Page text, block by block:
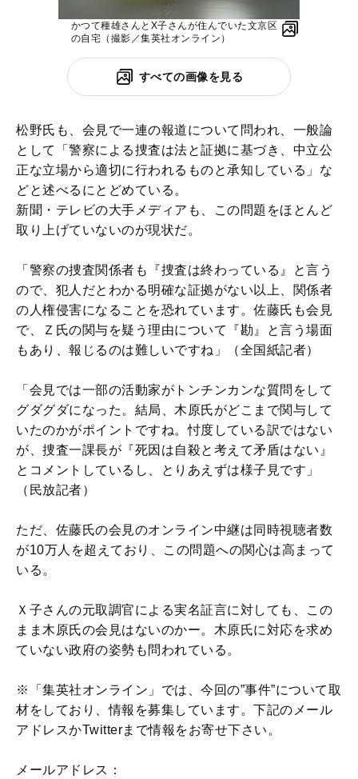
かつて種雄さんとX子さんが住んでいた文京区
の自宅（撮影／集英社オンライン）
すべての画像を見る
松野氏も、会見で一連の報道について問われ、一般論
として「警察による捜査は法と証拠に基づき、中立公
正な立場から適切に行われるものと承知している」な
どと述べるにとどめている。
新聞・テレビの大手メディアも、この問題をほとんど
取り上げていないのが現状だ。
「警察の捜査関係者も『捜査は終わっている』と言う
ので、犯人だとわかる明確な証拠がない以上、関係者
の人権侵害になることを恐れています。佐藤氏も会見
で、Ｚ氏の関与を疑う理由について『勘』と言う場面
もあり、報じるのは難しいですね」（全国紙記者）
「会見では一部の活動家がトンチンカンな質問をして
グダグダになった。結局、木原氏がどこまで関与して
いたのかがポイントですね。忖度している訳ではない
が、捜査一課長が『死因は自殺と考えて矛盾はない』
とコメントしているし、とりあえずは様子見です」
（民放記者）
ただ、佐藤氏の会見のオンライン中継は同時視聴者数
が10万人を超えており、この問題への関心は高まって
いる。
Ｘ子さんの元取調官による実名証言に対しても、この
まま木原氏の会見はないのかー。木原氏に対応を求め
ていない政府の姿勢も問われている。
※「集英社オンライン」では、今回の”事件”について取
材をしており、情報を募集しています。下記のメール
アドレスかTwitterまで情報をお寄せ下さい。
メールアドレス：